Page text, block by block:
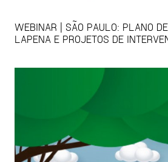
WEBINAR | SÃO PAULO: PLANO
LAPENA E PROJETOS DE